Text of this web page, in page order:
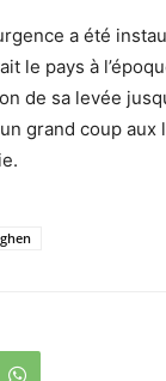
a été
le pays à
de sa levée
grand coup aux